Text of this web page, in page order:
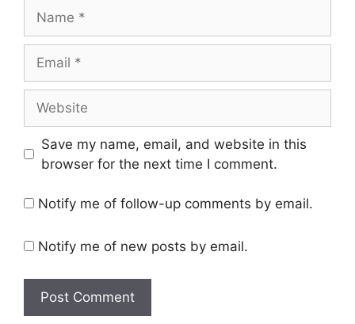
Save my name, email, and website in this
browser for the next time I comment.
Notify me of follow-up comments by email.
Notify me of new posts by email.